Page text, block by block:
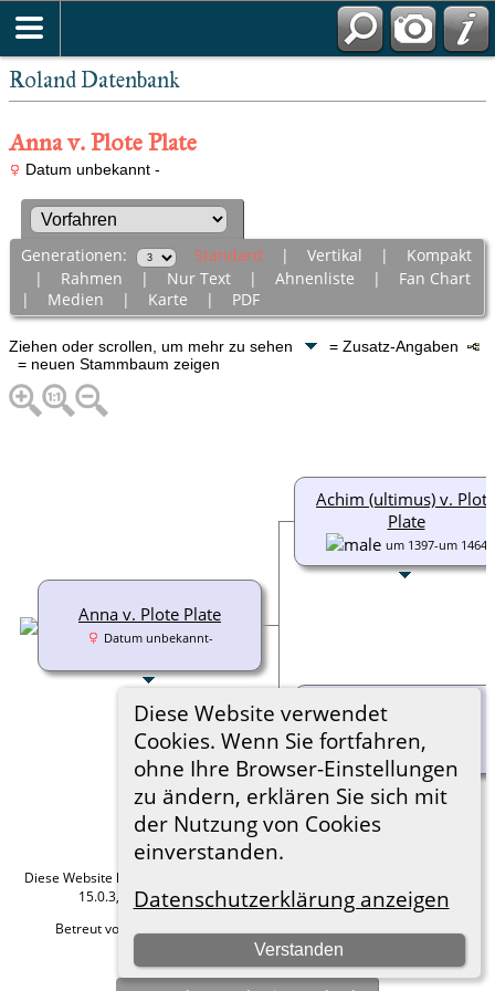
Roland Datenbank
Diese Website verwendet
Cookies. Wenn Sie fortfahren,
ohne Ihre Browser-Einstellungen
zu ändern, erklären Sie sich mit
der Nutzung von Cookies
einverstanden.
Datenschutzerklärung anzeigen
Verstanden
Anna v. Plote Plate
Datum unbekannt -
Generationen: Standard | Vertikal | Kompakt
| Rahmen | Nur Text| Ahnenliste | Fan Chart
| Medien | Karte | PDF
Ziehen oder scrollen, um mehr zu sehen
= Zusatz-Angaben
= neuen Stammbaum zeigen
Anna v. Plote Plate
Datum unbekannt-
Achim (ultimus) v. Plote
Plate
um 1397-um 1464
Anna v. Dören
vor 1435-
Diese Website läuft mit
15.0.3, programmiert von Darrin Lythgoe © 2001-2026.
Betreut von
Hier geht es zum Impressum